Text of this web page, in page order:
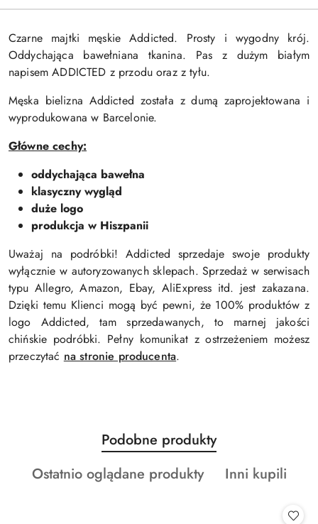
Czarne majtki męskie Addicted. Prosty i wygodny krój.
Oddychająca bawełniana tkanina. Pas z dużym białym
napisem ADDICTED z przodu oraz z tyłu.
Męska bielizna Addicted została z dumą zaprojektowana i
wyprodukowana w Barcelonie.
Główne cechy:
oddychająca bawełna
klasyczny wygląd
duże logo
produkcja w Hiszpanii
Uważaj na podróbki! Addicted sprzedaje swoje produkty
wyłącznie w autoryzowanych sklepach. Sprzedaż w serwisach
typu Allegro, Amazon, Ebay, AliExpress itd. jest zakazana.
Dzięki temu Klienci mogą być pewni, że 100% produktów z
logo Addicted, tam sprzedawanych, to marnej jakości
chińskie podróbki. Pełny komunikat z ostrzeżeniem możesz
przeczytać na stronie producenta.
Pomiń karuzelę produktów
Produkty
o
statusie:
Podobne produkty
Produkty
Ostatnio oglądane produkty
Produkty
Inni kupili